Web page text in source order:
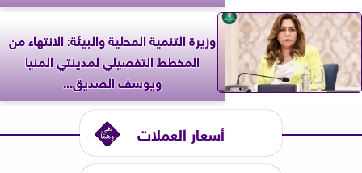
وزيرة التنمية المحلية والبيئة: الانتهاء من
المخطط التفصيلي لمدينتي المنيا
ويوسف الصديق...
أسعار العملات